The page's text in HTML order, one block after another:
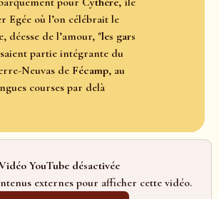
Egée où l’on célébrait le
déesse de l’amour, "les gars
partie intégrante du
Neuvas de Fécamp, au
courses par delà
YouTube désactivée
externes pour afficher cette vidéo.